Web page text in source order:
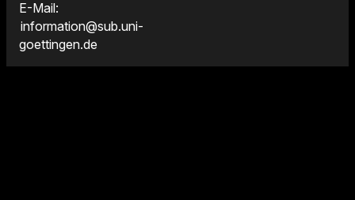
E-Mail:
information@sub.uni-
goettingen.de